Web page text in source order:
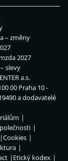
– změny
2027
slevy
a.s.
00 Praha 10 -
a dodavatelé
Cookies
Etický kodex